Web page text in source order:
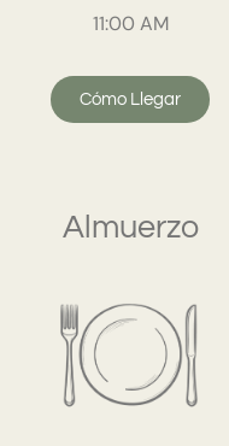
11:00 AM
Cómo Llegar
Almuerzo